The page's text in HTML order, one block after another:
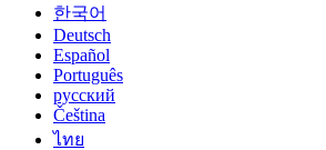
한국어
Deutsch
Español
Português
русский
Čeština
ไทย